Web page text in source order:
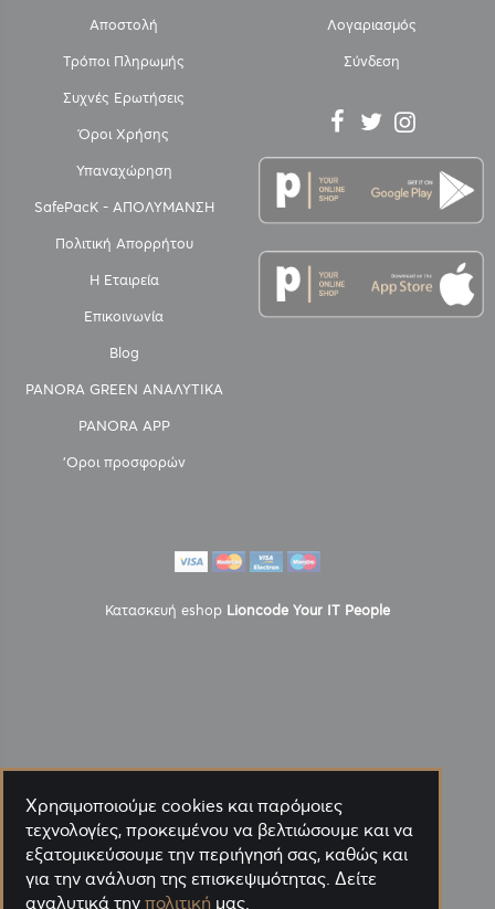
Αποστολή
Τρόποι Πληρωμής
Συχνές Ερωτήσεις
Όροι Χρήσης
Υπαναχώρηση
SafePacK - ΑΠΟΛΥΜΑΝΣΗ
Πολιτική Απορρήτου
Η Εταιρεία
Επικοινωνία
Blog
PANORA GREEN ΑΝΑΛΥΤΙΚΑ
PANORA APP
'Οροι προσφορών
Λογαριασμός
Σύνδεση
Κατασκευή eshop Lioncode Your IT People
Χρησιμοποιούμε cookies και παρόμοιες
τεχνολογίες, προκειμένου να βελτιώσουμε και να
εξατομικεύσουμε την περιήγησή σας, καθώς και
για την ανάλυση της επισκεψιμότητας. Δείτε
αναλυτικά την πολιτική μας.